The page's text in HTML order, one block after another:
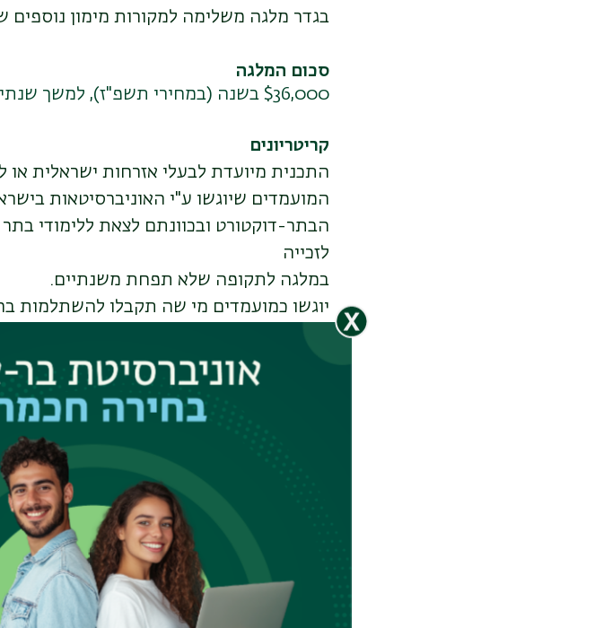
בגדר מלגה משלימה למקורות מימון נוספים
סכום המלגה
$36,000 בשנה (במחירי תשפ"ז), למשך שנתיים
קריטריונים
התכנית מיועדת לבעלי אזרחות ישראלית
המועמדים שיוגשו ע"י האוניברסיטאות
הבתר-דוקטורט ובכוונתם לצאת ללימודי
לזכייה
במלגה לתקופה שלא תפחת משנתיים.
יוגשו כמועמדים מי שה תקבלו להשתלמות
השולח או כל
מלגת בתר דוקטורט אחרת.
יש לפרט באילו מלגות זכה המועמד או הגיש
על המועמדים לקבל את הזכאות לתואר
ולא יאוחר מחצי שנה לאחר היציאה
שנים ממועד קבלת הזכאות לתואר השלישי
יכללו במניין השנים). המלגות מיועדות לכלל
במסגרת תכנית זו לא יוגשו מועמדים אשר
(מדרגת מרצה או דרגה מקבילה ומעלה),